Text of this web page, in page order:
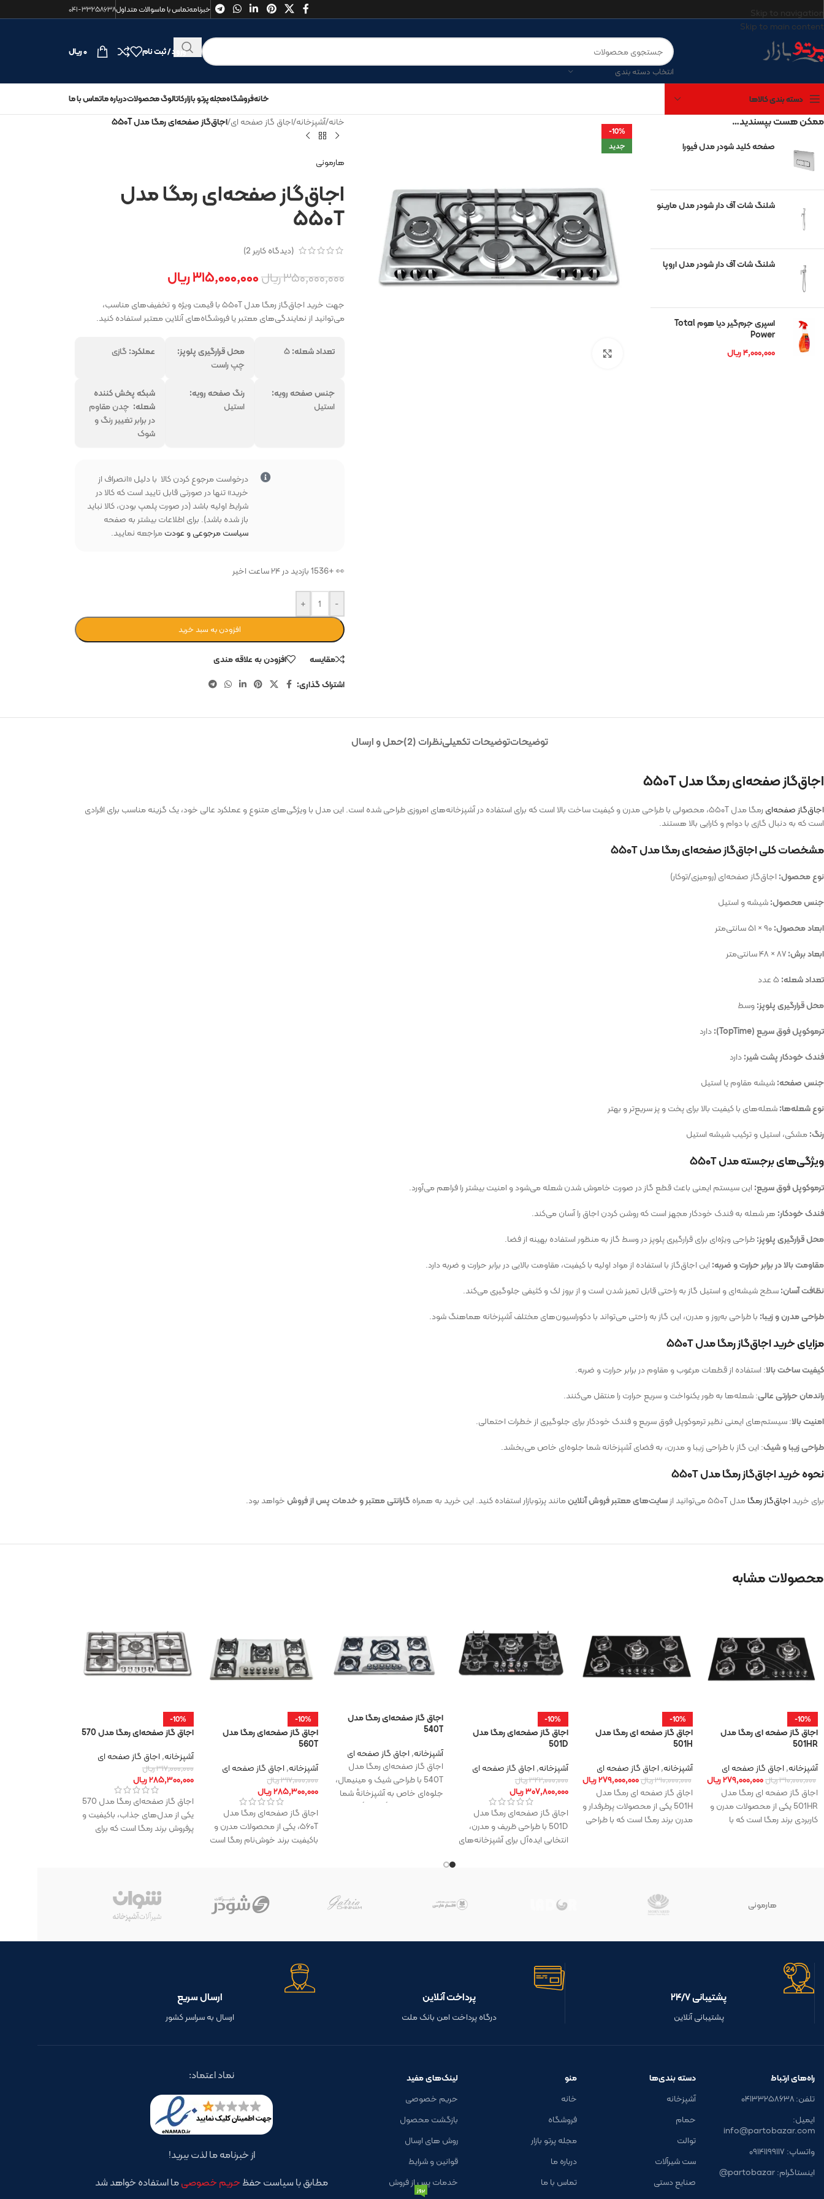
Skip to navigation
Skip to main content
خبرنامهتماس با ماسوالات متداول۰۴۱-۳۳۲۵۸۶۳۸
انتخاب دسته بندی
ورود / ثبت نام ۰ریال
دسته بندی کالاها
برندهای موجود
شیرآلات شودر
چینی کرد
گاتریا
ریتون
فروشگاه پرتو بازار
خانهفروشگاهمجله پرتو بازارکاتالوگ محصولاتدرباره ماتماس با ما
ممکن هست بپسندید…
صفحه کلید شودر مدل فیورا
شلنگ شات آف دار شودر مدل مارینو
شلنگ شات آف دار شودر مدل اروپا
اسپری جرم‌گیر دیا هوم Total
Power
۴,۰۰۰,۰۰۰ریال
-10%
جدید
خانه/آشپزخانه/اجاق گاز صفحه ای/اجاق‌گاز صفحه‌ای رمگا مدل ۵۵۰T
هارمونی
اجاق‌گاز صفحه‌ای رمگا مدل
۵۵۰T
(دیدگاه کاربر 2
)
۳۵۰,۰۰۰,۰۰۰ریال۳۱۵,۰۰۰,۰۰۰ریال
جهت خرید اجاق‌گاز رمگا مدل ۵۵۰T با قیمت ویژه و تخفیف‌های مناسب،
می‌توانید از نمایندگی‌های معتبر یا فروشگاه‌های آنلاین معتبر استفاده کنید.
تعداد شعله:۵
محل قرارگیری پلوپز:
چپ راست
عملکرد: گازی
جنس صفحه رویه:
استیل
رنگ صفحه رویه:
استیل
شبکه پخش کننده
شعله: چدن مقاوم
در برابر تغییر رنگ و
شوک
درخواست مرجوع کردن کالا با دلیل «انصراف از
خرید» تنها در صورتی قابل تایید است که کالا در
شرایط اولیه باشد (در صورت پلمپ بودن، کالا نباید
باز شده باشد). برای اطلاعات بیشتر به صفحه
سیاست مرجوعی و عودتمراجعه نمایید.
🛒 در سبد خرید 514 نفر
-
+
افزودن به سبد خرید
مقایسه
افزودن به علاقه مندی
اشتراک گذاری:
توضیحاتتوضیحات تکمیلینظرات (2) حمل و ارسال
اجاق‌گاز صفحه‌ای رمگا مدل ۵۵۰T
اجاق‌گاز صفحه‌ای
رمگا مدل ۵۵۰T، محصولی با طراحی مدرن و کیفیت ساخت بالا است که برای استفاده در آشپزخانه‌های امروزی طراحی شده است. این مدل با ویژگی‌های متنوع و عملکرد عالی خود، یک گزینه مناسب برای افرادی
است که به دنبال گازی با دوام و کارایی بالا هستند.
مشخصات کلی اجاق‌گاز صفحه‌ای رمگا مدل ۵۵۰T
نوع محصول: اجاق‌گاز صفحه‌ای (رومیزی/توکار)
جنس محصول:شیشه و استیل
ابعاد محصول:
ابعاد برش:
تعداد شعله:
محل قرارگیری پلوپز:وسط
ترموکوپل فوق سریع (TopTime):
دارد
فندک خودکار پشت شیر:دارد
جنس صفحه:شیشه مقاوم یا استیل
نوع شعله‌ها:شعله‌های با کیفیت بالا برای پخت و پز سریع‌تر و بهتر
رنگ:مشکی، استیل و ترکیب شیشه استیل
ویژگی‌های برجسته مدل ۵۵۰T
ترموکوپل فوق سریع: این سیستم ایمنی باعث قطع گاز در صورت خاموش شدن شعله می‌شود و امنیت بیشتر را فراهم می‌آورد.
فندک خودکار: هر شعله به فندک خودکار مجهز است که روشن کردن اجاق را آسان می‌کند.
محل قرارگیری پلوپز:طراحی ویژه‌ای برای قرارگیری پلوپز در وسط گاز به منظور استفاده بهینه از فضا.
مقاومت بالا در برابر حرارت و ضربه: این اجاق‌گاز با استفاده از مواد اولیه با کیفیت، مقاومت بالایی در برابر حرارت و ضربه دارد.
نظافت آسان:سطح شیشه‌ای و استیل گاز به راحتی قابل تمیز شدن است و از بروز لک و کثیفی جلوگیری می‌کند.
طراحی مدرن و زیبا: با طراحی به‌روز و مدرن، این گاز به راحتی می‌تواند با دکوراسیون‌های مختلف آشپزخانه هماهنگ شود.
مزایای خرید اجاق‌گاز رمگا مدل ۵۵۰T
کیفیت ساخت بالا: استفاده از قطعات مرغوب و مقاوم در برابر حرارت و ضربه.
راندمان حرارتی عالی: شعله‌ها به طور یکنواخت و سریع حرارت را منتقل می‌کنند.
امنیت بالا: سیستم‌های ایمنی نظیر ترموکوپل فوق سریع و فندک خودکار برای جلوگیری از خطرات احتمالی.
طراحی زیبا و شیک: این گاز با طراحی زیبا و مدرن، به فضای آشپزخانه شما جلوه‌ای خاص می‌بخشد.
نحوه خرید اجاق‌گاز رمگا مدل ۵۵۰T
برای خریداجاق‌گاز رمگامدل ۵۵۰T می‌توانید از سایت‌های معتبر فروش آنلاینمانند پرتوبازار استفاده کنید. این خرید به همراهگارانتی معتبر و خدمات پس از فروشخواهد بود.
محصولات مشابه
-10%
اجاق گاز صفحه ای رمگا مدل
501HR
آشپزخانه,اجاق گاز صفحه ای
۳۱۰,۰۰۰,۰۰۰ریال۲۷۹,۰۰۰,۰۰۰ریال
اجاق گاز صفحه ای رمگا مدل
501HR یکی از محصولات مدرن و
کاربردی برند رمگا است که با
-10%
اجاق گاز صفحه ای رمگا مدل
501H
آشپزخانه,اجاق گاز صفحه ای
۳۱۰,۰۰۰,۰۰۰ریال۲۷۹,۰۰۰,۰۰۰ریال
اجاق گاز صفحه ای رمگا مدل
501H یکی از محصولات پرطرفدار و
مدرن برند رمگا است که با طراحی
-10%
اجاق‌ گاز صفحه‌ای رمگا مدل
501D
آشپزخانه,اجاق گاز صفحه ای
۳۴۲,۰۰۰,۰۰۰ریال
۳۰۷,۸۰۰,۰۰۰ریال
اجاق‌ گاز صفحه‌ای رمگا مدل
501D با طراحی ظریف و مدرن،
انتخابی ایده‌آل برای آشپزخانه‌های
اجاق‌ گاز صفحه‌ای رمگا مدل
540T
آشپزخانه,اجاق گاز صفحه ای
اجاق‌ گاز صفحه‌ای رمگا مدل
540T با طراحی شیک و مینیمال،
جلوه‌ای خاص به آشپزخانه‌ٔ شما
می‌بخشد. صفحه‌ٔ شیشه‌ٔ سکوریت
-10%
اجاق‌ گاز صفحه‌ای رمگا مدل
560T
آشپزخانه,اجاق گاز صفحه ای
۳۱۷,۰۰۰,۰۰۰ریال
۲۸۵,۳۰۰,۰۰۰ریال
اجاق‌ گاز صفحه‌ای رمگا مدل
۵۶۰T، یکی از محصولات مدرن و
باکیفیت برند خوش‌نام رمگا است
-10%
اجاق‌ گاز صفحه‌ای رمگا مدل 570
آشپزخانه,اجاق گاز صفحه ای
۳۱۷,۰۰۰,۰۰۰ریال
۲۸۵,۳۰۰,۰۰۰ریال
اجاق‌ گاز صفحه‌ای رمگا مدل 570
یکی از مدل‌های جذاب، باکیفیت و
پرفروش برند رمگا است که برای
هارمونی
پشتیبانی ۲۴/۷
پشتیبانی آنلاین
پرداخت آنلاین
درگاه پرداخت امن بانک ملت
ارسال سریع
ارسال به سراسر کشور
راه‌های ارتباط
تلفن: ۰۴۱۳۳۲۵۸۶۳۸
ایمیل:
info@partobazar.com
واتساپ: ۰۹۱۴۱۱۹۹۱۱۷
اینستاگرام: partobazar@
دسته بندی‌ها
آشپزخانه
حمام
توالت
ست شیرآلات
صنایع دستی
منو
خانه
فروشگاه
مجله پرتو بازار
درباره ما
تماس با ما
لینک‌های مفید
حریم خصوصی
بازگشت محصول
روش های ارسال
قوانین و شرایط
خدمات پس از فروش
بروز
نماد اعتماد:
از خبرنامه ما لذت ببرید!
مطابق با سیاست حفظحریم خصوصیما استفاده خواهد شد